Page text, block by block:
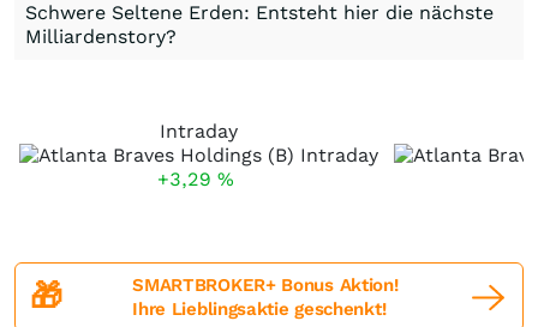
Schwere Seltene Erden: Entsteht hier die nächste
Milliardenstory?
Intraday
+3,29 %
🎁
SMARTBROKER+ Bonus Aktion!
Ihre Lieblingsaktie geschenkt!